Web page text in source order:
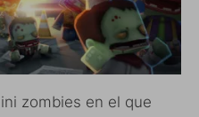
zombies en el que